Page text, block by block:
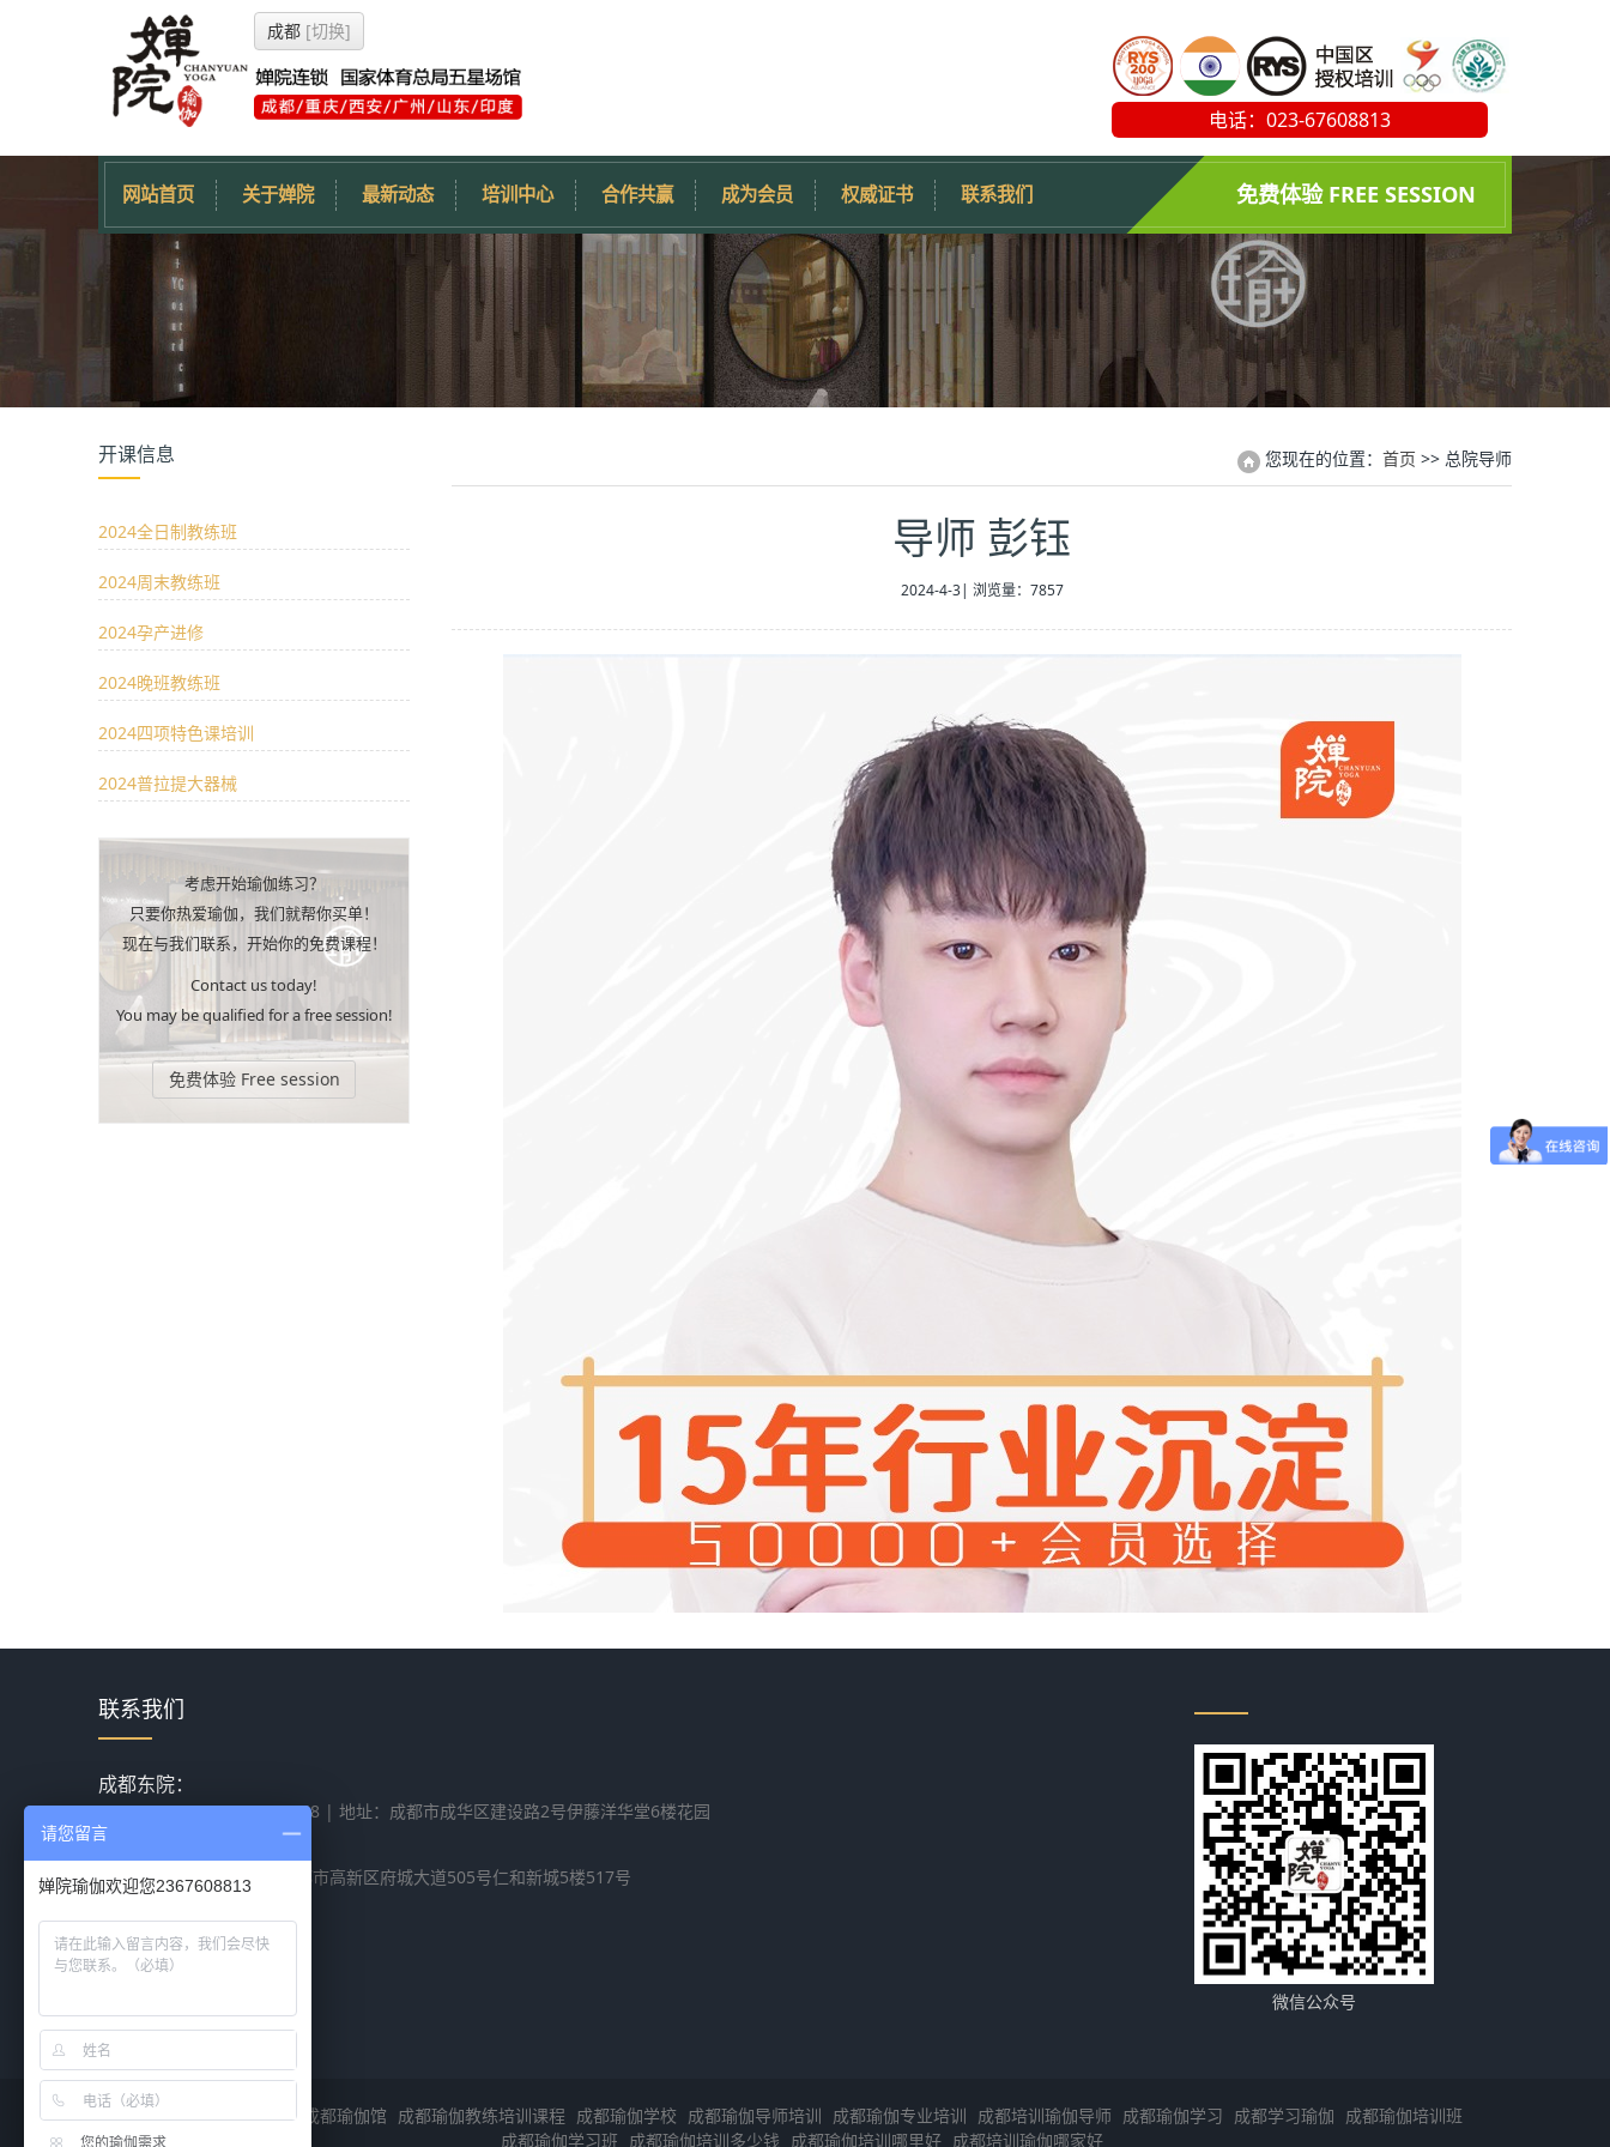
成都 [切换]
电话：023-67608813
网站首页 关于婵院 最新动态 培训中心 合作共赢 成为会员 权威证书 联系我们 免费体验 FREE SESSION
开课信息
2024全日制教练班
2024周末教练班
2024孕产进修
2024晚班教练班
2024四项特色课培训
2024普拉提大器械
考虑开始瑜伽练习？
只要你热爱瑜伽，我们就帮你买单！
现在与我们联系，开始你的免费课程！
Contact us today!
You may be qualified for a free session!
免费体验 Free session
您现在的位置： 首页 >> 总院导师
导师 彭钰
2024-4-3| 浏览量：7857
联系我们
成都东院：
028-84258517 18080075468 | 地址：成都市成华区建设路2号伊藤洋华堂6楼花园
瑜+后院成都学院：
028-83381313 | 地址：成都市高新区府城大道505号仁和新城5楼517号
微信公众号
成都瑜伽教练员培训 成都瑜伽馆 成都瑜伽教练培训课程 成都瑜伽学校 成都瑜伽导师培训 成都瑜伽专业培训 成都培训瑜伽导师 成都瑜伽学习 成都学习瑜伽 成都瑜伽培训班
成都瑜伽学习班 成都瑜伽培训多少钱 成都瑜伽培训哪里好 成都培训瑜伽哪家好
请您留言
婵院瑜伽欢迎您2367608813
您的瑜伽需求